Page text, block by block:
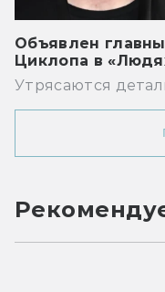
Объявлен
Циклопа в
Утрясаются